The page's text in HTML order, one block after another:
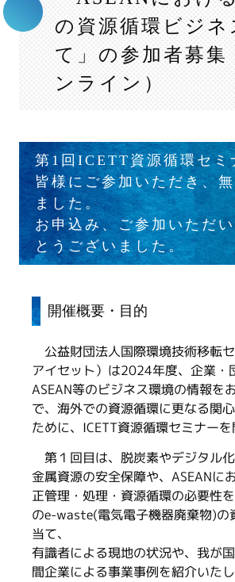
の資源循環ビジネ
て」の参加者募集
ンライン）
第1回ICETT資源循環セミ
皆様にご参加いただき、
ました。
お申込み、ご参加いただ
とうございました。
開催概要・目的
公益財団法人国際環境技術移転
アイセット）は2024年度、企業・
ASEAN等のビジネス環境の情報を
で、海外での資源循環に更なる関
ために、ICETT資源循環セミナーを
第１回目は、脱炭素やデジタル
金属資源の安全保障や、ASEANに
正管理・処理・資源循環の必要性
のe-waste(電気電子機器廃棄物)の
当て、
有識者による現地の状況や、我が
間企業による事業事例を紹介いたし